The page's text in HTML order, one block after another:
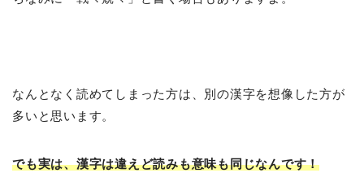
なんとなく読めてしまった方は、別の漢字を想像した方が
多いと思います。
でも実は、漢字は違えど読みも意味も同じなんです！